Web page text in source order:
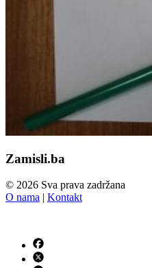
Zamisli.ba
© 2026 Sva prava zadržana
O nama | Kontakt